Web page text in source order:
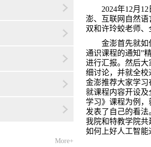
More+
2024年12月 12
澎、互联网自然
双和许玲蛟老师
金澎首先就如
通识课程的通知”
进行汇报。然后大
细讨论，并就全
金澎推荐大家学习
就课程内容开设
学习》课程为例
发表了自己的看
我院和特教学院
如何上好人工智